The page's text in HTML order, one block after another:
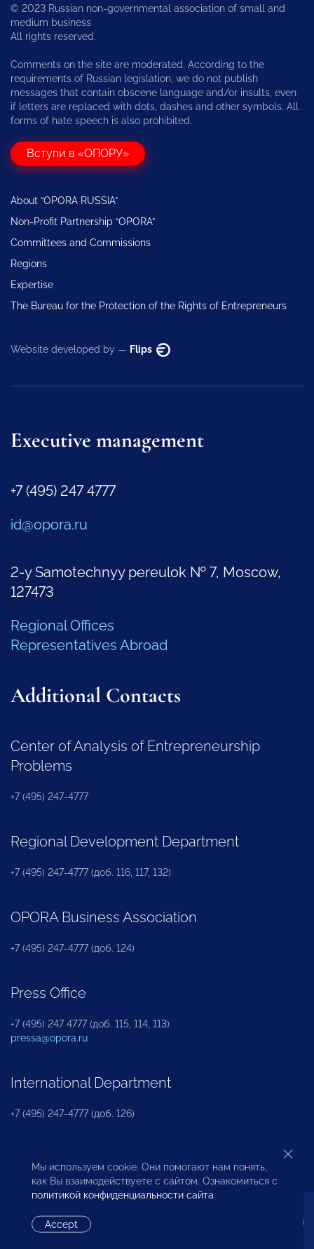
© 2023 Russian non-governmental association of small and
medium business
All rights reserved.
Comments on the site are moderated. According to the
requirements of Russian legislation, we do not publish
messages that contain obscene language and/or insults, even
if letters are replaced with dots, dashes and other symbols. All
forms of hate speech is also prohibited.
Вступи в «ОПОРУ»
About “OPORA RUSSIA”
Non-Profit Partnership “OPORA”
Committees and Commissions
Regions
Expertise
The Bureau for the Protection of the Rights of Entrepreneurs
Website developed by — Flips
Executive management
+7 (495) 247 4777
id@opora.ru
2-y Samotechnyy pereulok № 7, Moscow,
127473
Regional Offices
Representatives Abroad
Additional Contacts
Center of Analysis of Entrepreneurship
Problems
+7 (495) 247-4777
Regional Development Department
+7 (495) 247-4777 (доб. 116, 117, 132)
OPORA Business Association
+7 (495) 247-4777 (доб. 124)
Press Office
+7 (495) 247 4777 (доб. 115, 114, 113)
pressa@opora.ru
International Department
+7 (495) 247-4777 (доб. 126)
Business and Investment Rights Protection
Department
Мы используем cookie. Они помогают нам понять,
как Вы взаимодействуете с сайтом. Ознакомиться с
политикой конфиденциальности сайта.
Accept